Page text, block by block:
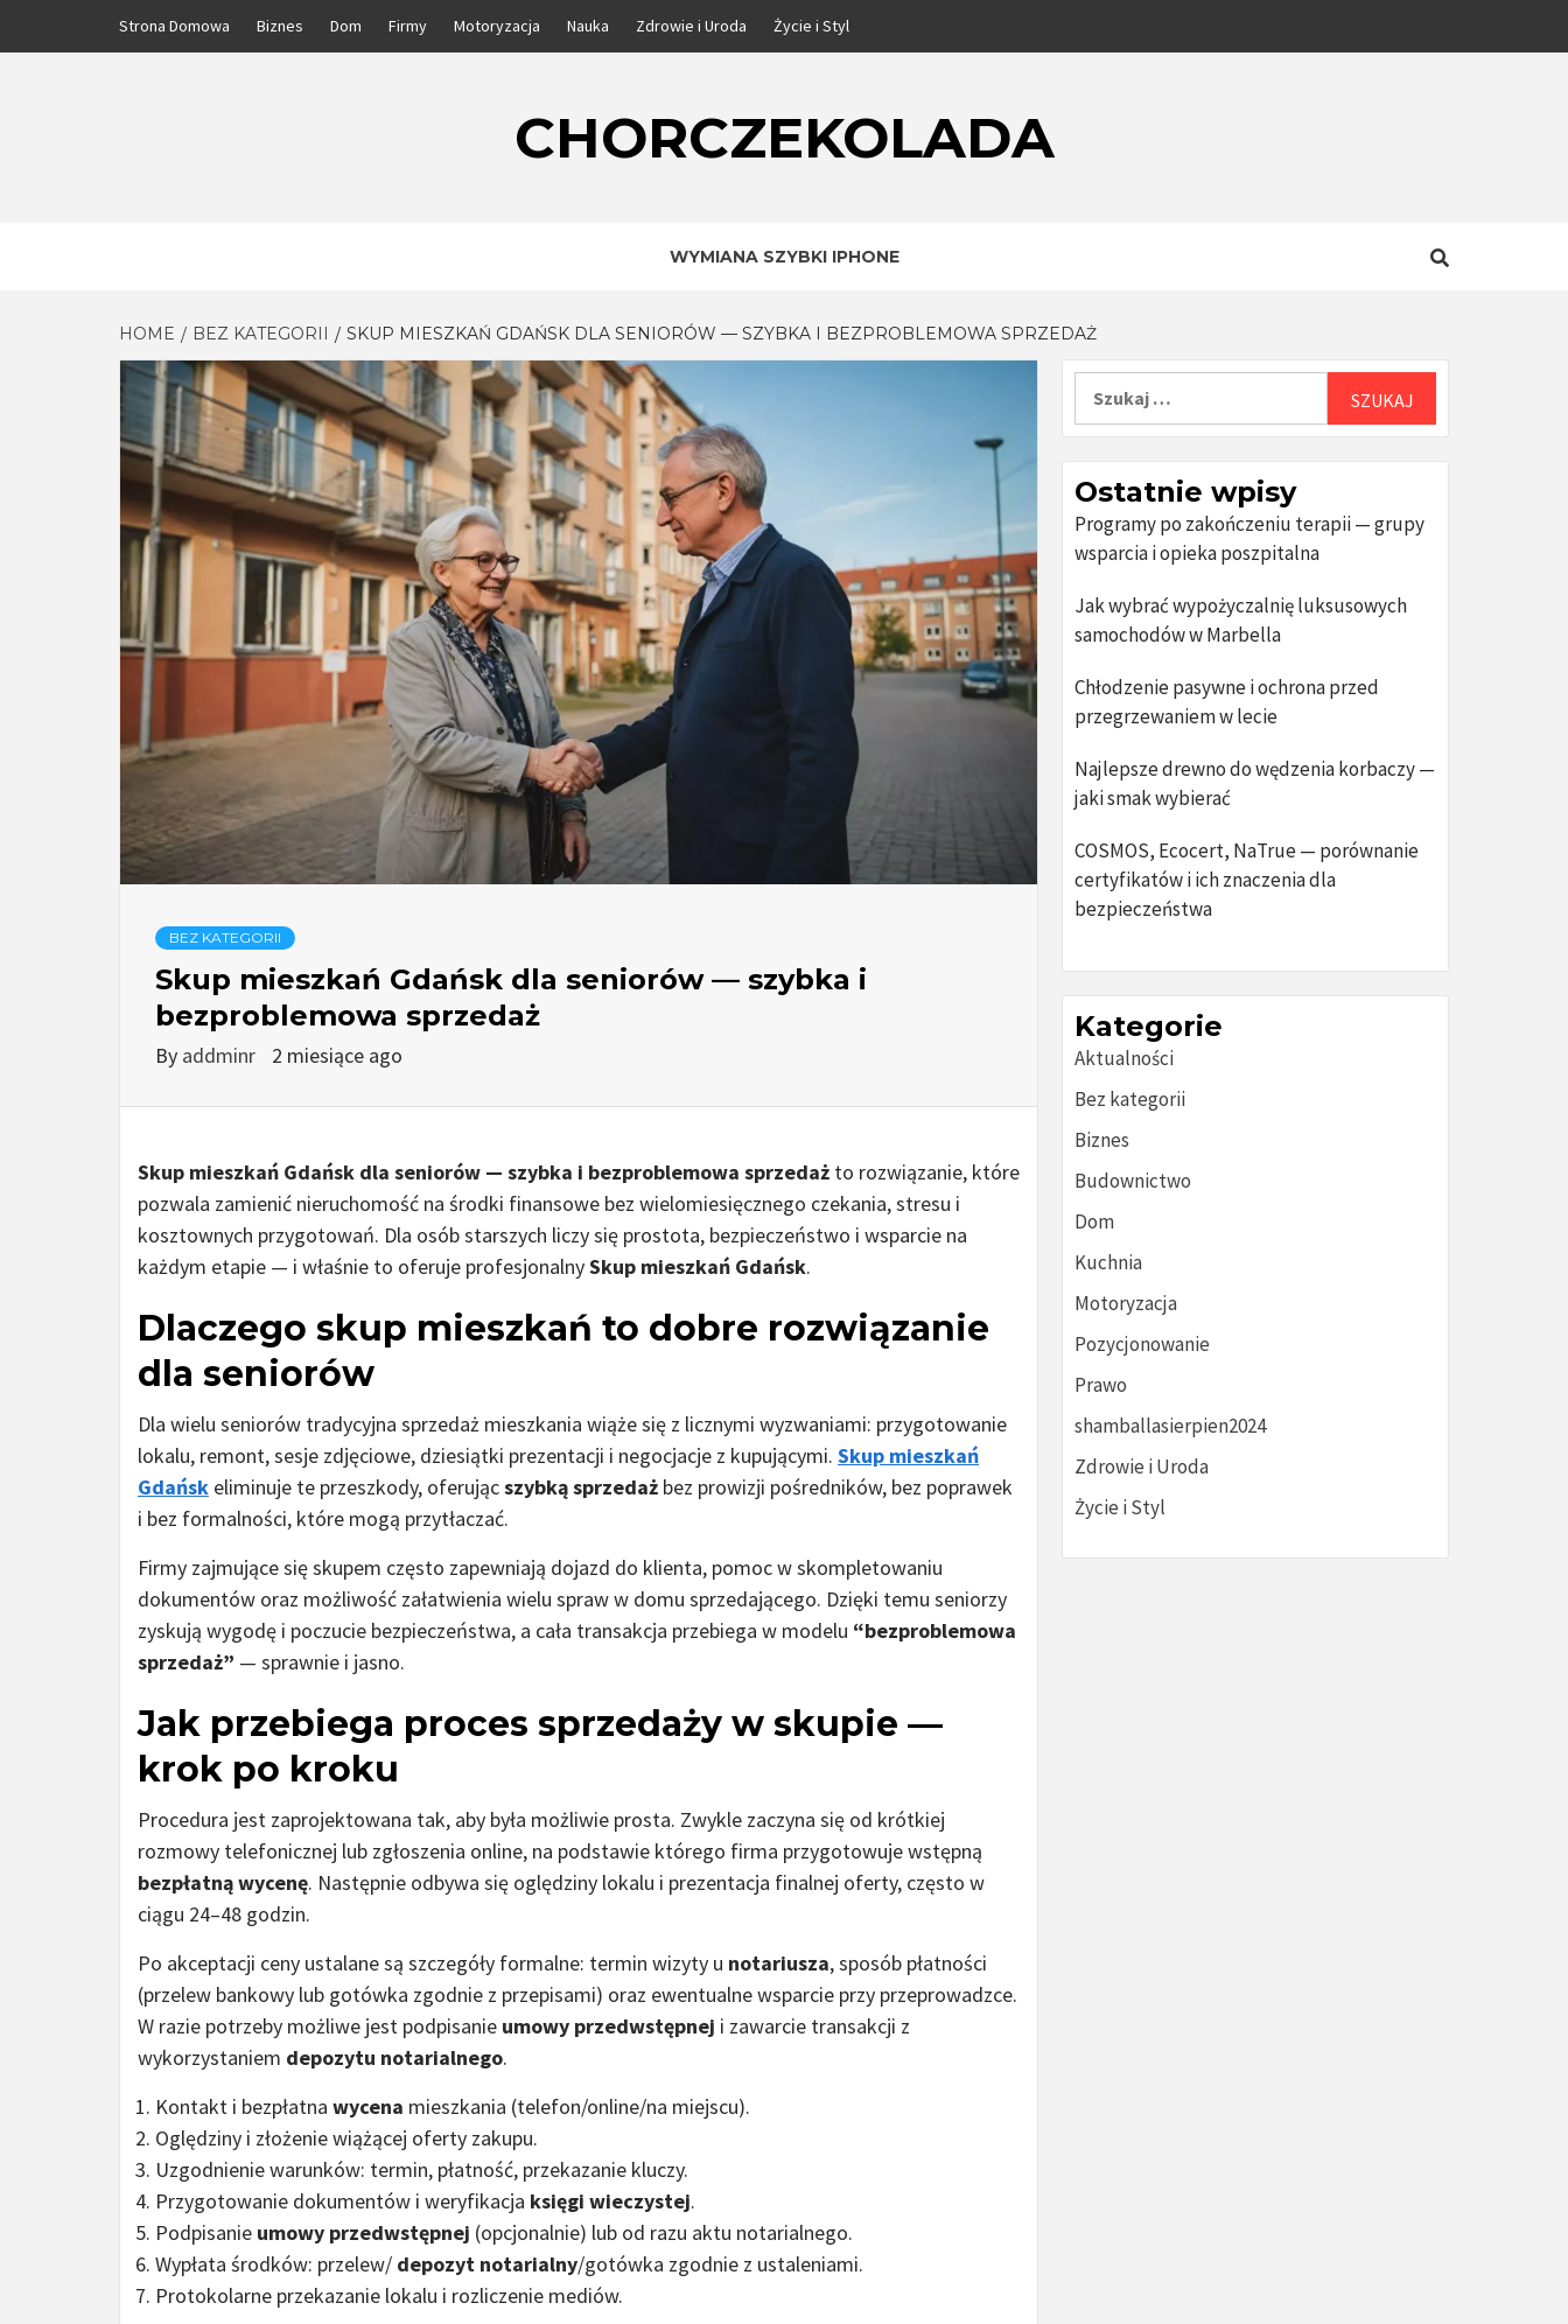
Strona Domowa Biznes Dom Firmy Motoryzacja Nauka Zdrowie i Uroda Życie i Styl
CHORCZEKOLADA
WYMIANA SZYBKI IPHONE
HOME BEZ KATEGORII SKUP MIESZKAŃ GDAŃSK DLA SENIORÓW — SZYBKA I BEZPROBLEMOWA SPRZEDAŻ
BEZ KATEGORII
Skup mieszkań Gdańsk dla seniorów — szybka i
bezproblemowa sprzedaż
By addminr 2 miesiące ago
Skup mieszkań Gdańsk dla seniorów — szybka i bezproblemowa sprzedaż to rozwiązanie, które
pozwala zamienić nieruchomość na środki finansowe bez wielomiesięcznego czekania, stresu i
kosztownych przygotowań. Dla osób starszych liczy się prostota, bezpieczeństwo i wsparcie na
każdym etapie — i właśnie to oferuje profesjonalnySkup mieszkań Gdańsk.
Dlaczego skup mieszkań to dobre rozwiązanie
dla seniorów
Dla wielu seniorów tradycyjna sprzedaż mieszkania wiąże się z licznymi wyzwaniami: przygotowanie
lokalu, remont, sesje zdjęciowe, dziesiątki prezentacji i negocjacje z kupującymi. Skup mieszkań
Gdańsk eliminuje te przeszkody, oferującszybką sprzedaż bez prowizji pośredników, bez poprawek
i bez formalności, które mogą przytłaczać.
Firmy zajmujące się skupem często zapewniają dojazd do klienta, pomoc w skompletowaniu
dokumentów oraz możliwość załatwienia wielu spraw w domu sprzedającego. Dzięki temu seniorzy
zyskują wygodę i poczucie bezpieczeństwa, a cała transakcja przebiega w modelu “bezproblemowa
sprzedaż” — sprawnie i jasno.
Jak przebiega proces sprzedaży w skupie —
krok po kroku
Procedura jest zaprojektowana tak, aby była możliwie prosta. Zwykle zaczyna się od krótkiej
rozmowy telefonicznej lub zgłoszenia online, na podstawie którego firma przygotowuje wstępną
bezpłatną wycenę. Następnie odbywa się oględziny lokalu i prezentacja finalnej oferty, często w
ciągu 24–48 godzin.
Po akceptacji ceny ustalane są szczegóły formalne: termin wizyty u notariusza, sposób płatności
(przelew bankowy lub gotówka zgodnie z przepisami) oraz ewentualne wsparcie przy przeprowadzce.
W razie potrzeby możliwe jest podpisanie umowy przedwstępnej i zawarcie transakcji z
wykorzystaniem depozytu notarialnego.
Kontakt i bezpłatna wycena mieszkania (telefon/online/na miejscu).
Oględziny i złożenie wiążącej oferty zakupu.
Uzgodnienie warunków: termin, płatność, przekazanie kluczy.
Przygotowanie dokumentów i weryfikacja księgi wieczystej.
Podpisanie umowy przedwstępnej (opcjonalnie) lub od razu aktu notarialnego.
Wypłata środków: przelew/ depozyt notarialny/gotówka zgodnie z ustaleniami.
Protokolarne przekazanie lokalu i rozliczenie mediów.
Ostatnie wpisy
Programy po zakończeniu terapii — grupy
wsparcia i opieka poszpitalna
Jak wybrać wypożyczalnię luksusowych
samochodów w Marbella
Chłodzenie pasywne i ochrona przed
przegrzewaniem w lecie
Najlepsze drewno do wędzenia korbaczy —
jaki smak wybierać
COSMOS, Ecocert, NaTrue — porównanie
certyfikatów i ich znaczenia dla
bezpieczeństwa
Kategorie
Aktualności
Bez kategorii
Biznes
Budownictwo
Dom
Kuchnia
Motoryzacja
Pozycjonowanie
Prawo
shamballasierpien2024
Zdrowie i Uroda
Życie i Styl